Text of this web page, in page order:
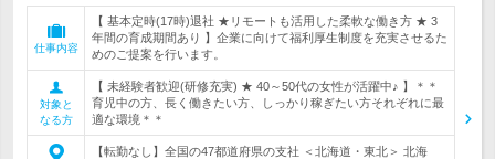
仕事内容
【 基本定時(17時)退社 ★リモートも活用した柔軟な働き方 ★ 3
年間の育成期間あり 】企業に向けて福利厚生制度を充実させるた
めのご提案を行います。
対象と
なる方
【 未経験者歓迎(研修充実) ★ 40～50代の女性が活躍中♪ 】＊＊
育児中の方、長く働きたい方、しっかり稼ぎたい方それぞれに最
適な環境＊＊
【転勤なし】全国の47都道府県の支社 ＜北海道・東北＞ 北海